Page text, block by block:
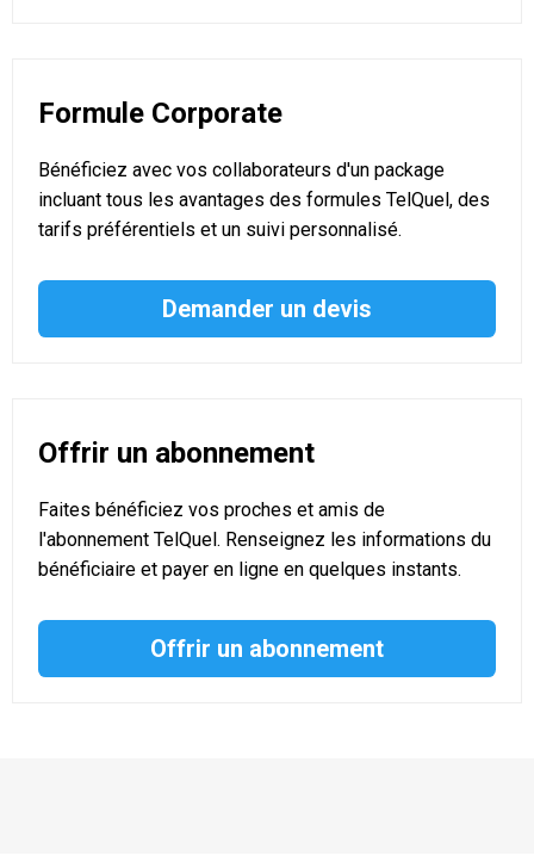
Formule Corporate
Bénéficiez avec vos collaborateurs d'un package
incluant tous les avantages des formules TelQuel, des
tarifs préférentiels et un suivi personnalisé.
Demander un devis
Offrir un abonnement
Faites bénéficiez vos proches et amis de
l'abonnement TelQuel. Renseignez les informations du
bénéficiaire et payer en ligne en quelques instants.
Offrir un abonnement